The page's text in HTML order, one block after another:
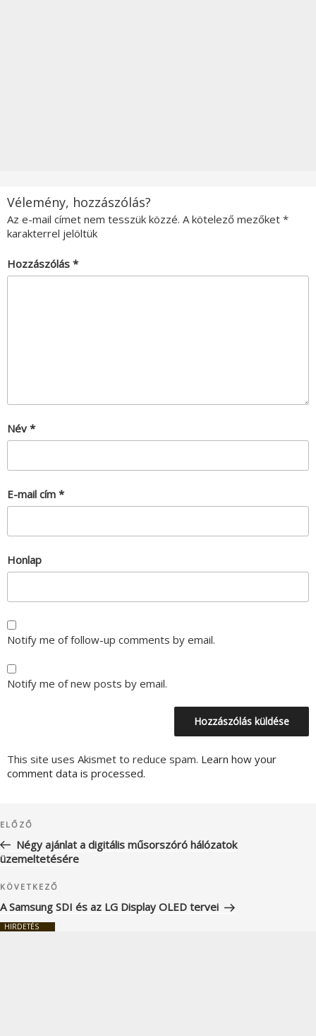
Vélemény, hozzászólás?
Az e-mail címet nem tesszük közzé. A kötelező mezőket *
karakterrel jelöltük
Hozzászólás *
Név *
E-mail cím *
Honlap
Notify me of follow-up comments by email.
Notify me of new posts by email.
This site uses Akismet to reduce spam. Learn how your
comment data is processed.
navigáció
Korábbi
bejegyzés
ELŐZŐ
Négy ajánlat a digitális műsorszóró hálózatok
üzemeltetésére
Következő
bejegyzés
KÖVETKEZŐ
A Samsung SDI és az LG Display OLED tervei
HIRDETÉS